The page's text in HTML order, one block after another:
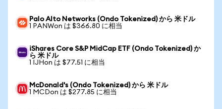
Palo Alto Networks (Ondo Tokenized) から 米ドル
1 PANWon は $366.80 に相当
iShares Core S&P MidCap ETF (Ondo Tokenized) か
ら 米ドル
1 IJHon は $77.51 に相当
McDonald's (Ondo Tokenized) から 米ドル
1 MCDon は $277.85 に相当